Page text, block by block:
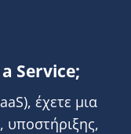
Service;
έχετε μια
υποστήριξης,